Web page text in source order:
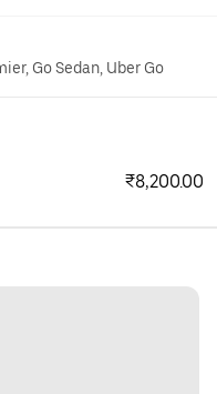
Go Sedan, Uber Go
₹8,200.00